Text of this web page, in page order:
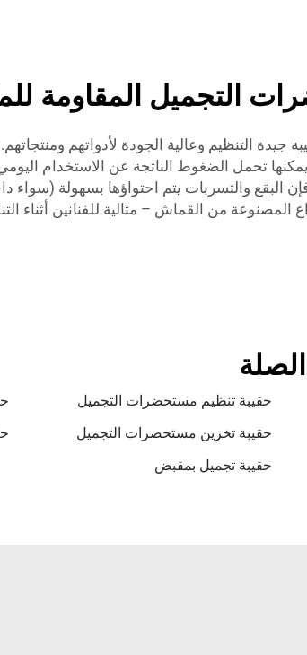
التجميل المقاومة
تحمل الضغوط الناتجة عن الاستخدام
فإن البقع والتسربات يتم احتواؤها بسهولة
من القماش – مثالية للفنانين أثناء
حقيبة تنظيم مستحضرات التجميل
حقيبة تخزين مستحضرات التجميل
حقيبة تجميل بمقبض